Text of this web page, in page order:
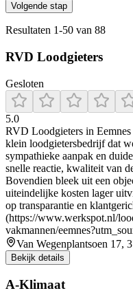
Volgende stap
Resultaten 1-50 van 88
RVD Loodgieters
Gesloten
5.0
RVD Loodgieters in Eemnes
klein loodgietersbedrijf dat
sympathieke aanpak en
snelle reactie, kwaliteit van
Bovendien bleek uit een
uiteindelijke kosten lager
op transparantie en
(https://www.werkspot.nl/
vakmannen/
Van Wegenplantsoen 17,
Bekijk details
A-Klimaat